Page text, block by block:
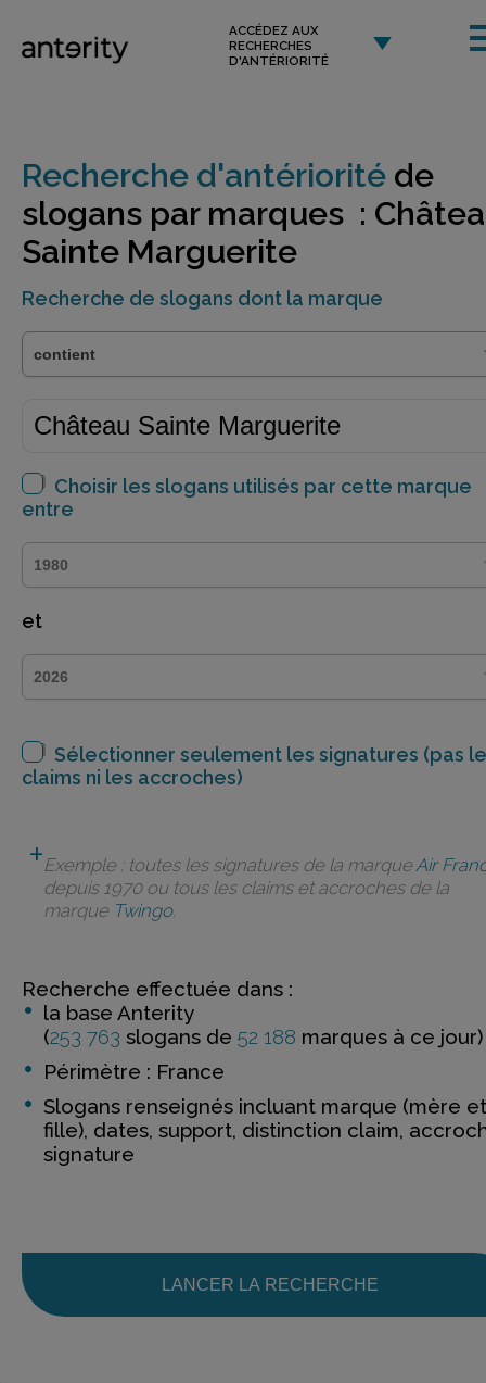
ACCÉDEZ AUX
RECHERCHES
D'ANTÉRIORITÉ
Recherche d'antériorité de
slogans par marques :
Sainte Marguerite
Recherche de slogans dont la marque
Choisir les slogans utilisés par cette marque
entre
et
Sélectionner seulement les signatures (pas
claims ni les accroches)
Exemple : toutes les signatures de la marqueAir
depuis 1970 ou tous les claims et accroches de la
marque Twingo.
Recherche effectuée dans :
la base Anterity
(253 763 slogans de 52 188 marques à ce jour)
Périmètre : France
Slogans renseignés incluant marque (mère et
fille), dates, support, distinction claim,
signature
LANCER LA RECHERCHE